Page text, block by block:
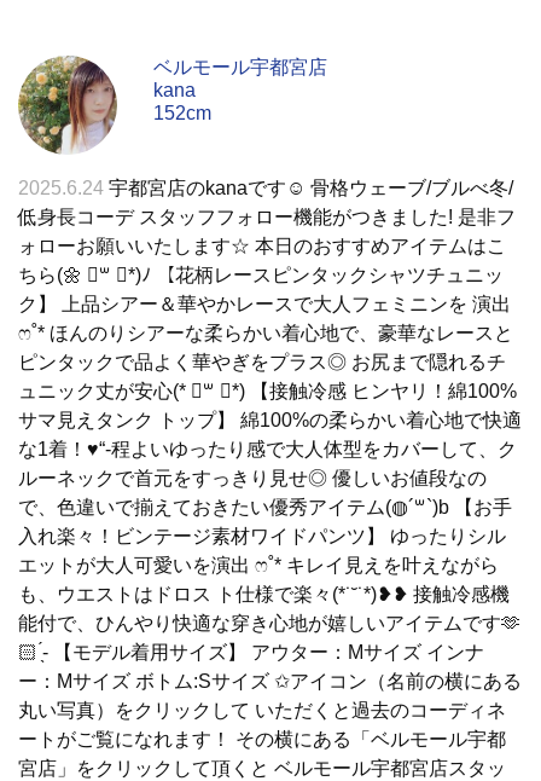
ベルモール宇都宮店
kana
152cm
2025.6.24 宇都宮店のkanaです☺︎ 骨格ウェーブ/ブルべ冬/
低身長コーデ スタッフフォロー機能がつきました! 是非フ
ォローお願いいたします☆ 本日のおすすめアイテムはこ
ちら(🌼 ॑꒳ ॑*)ﾉ 【花柄レースピンタックシャツチュニッ
ク】 上品シアー＆華やかレースで大人フェミニンを 演出
ෆ˚* ほんのりシアーな柔らかい着心地で、豪華なレースと
ピンタックで品よく華やぎをプラス◎ お尻まで隠れるチ
ュニック丈が安心(* ॑꒳ ॑*) 【接触冷感 ヒンヤリ！綿100%
サマ見えタンク トップ】 綿100%の柔らかい着心地で快適
な1着！♥“-程よいゆったり感で大人体型をカバーして、ク
ルーネックで首元をすっきり見せ◎ 優しいお値段なの
で、色違いで揃えておきたい優秀アイテム(◍´꒳`)b 【お手
入れ楽々！ビンテージ素材ワイドパンツ】 ゆったりシル
エットが大人可愛いを演出 ෆ˚* キレイ見えを叶えながら
も、ウエストはドロス ト仕様で楽々(*˙˘˙*)❥❥ 接触冷感機
能付で、ひんやり快適な穿き心地が嬉しいアイテムです🫶
🏻 ̖́-‬ 【モデル着用サイズ】 アウター：Mサイズ インナ
ー：Mサイズ ボトム:Sサイズ ✩アイコン（名前の横にある
丸い写真）をクリックして いただくと過去のコーディネ
ートがご覧になれます！ その横にある「ベルモール宇都
宮店」をクリックして頂くと ベルモール宇都宮店スタッ